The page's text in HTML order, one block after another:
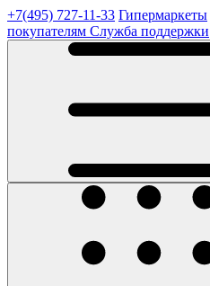
+7(495) 727-11-33 Гипермаркеты
покупателям Служба поддержки